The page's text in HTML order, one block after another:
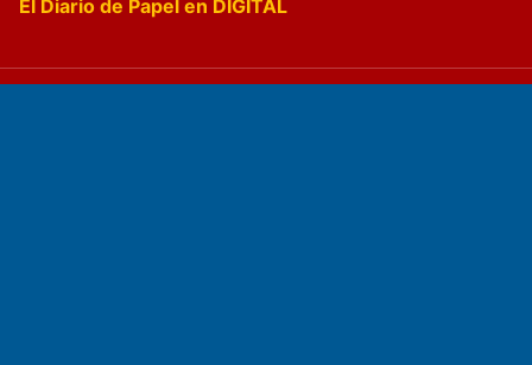
El Diario de Papel en DIGITAL